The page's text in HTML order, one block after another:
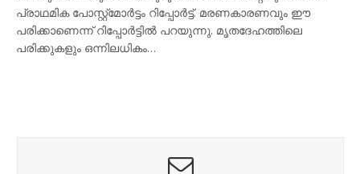
പ്രാഥമിക പോസ്റ്റ്‌മോർട്ടം റിപ്പോർട്ട്. മരണകാരണവും ഈ
പരിക്കാണെന്ന് റിപ്പോർട്ടിൽ പറയുന്നു. മൃതദേഹത്തിലെ
പരിക്കുകളും ഒന്നിലധികം…